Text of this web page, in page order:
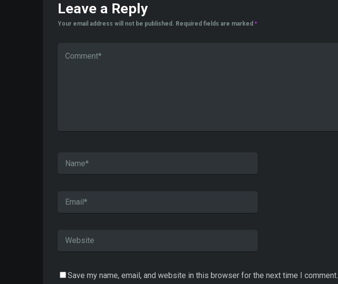
Leave a Reply
Your email address will not be published. Required fields are marked *
Save my name, email, and website in this browser for the next time I comment.